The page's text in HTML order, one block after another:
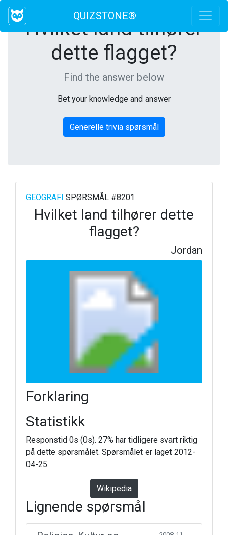
QUIZSTONE®
Hvilket land tilhører
dette flagget?
Find the answer below
Bet your knowledge and answer
Generelle trivia spørsmål
GEOGRAFI SPØRSMÅL #8201
Hvilket land tilhører dette
flagget?
Jordan
Forklaring
Statistikk
Responstid 0s (0s). 27% har tidligere svart riktig
på dette spørsmålet. Spørsmålet er laget 2012-
04-25.
Wikipedia
Lignende spørsmål